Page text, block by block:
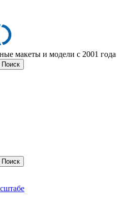
макеты и модели с 2001 года
Поиск
Поиск